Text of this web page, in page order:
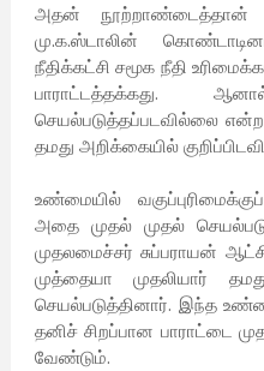
அதன் நூற்றாண்டைத்தான்
மு.க.ஸ்டாலின்
நீதிக்கட்சி சமூக நீதி
பாராட்டத்தக்கது.
செயல்படுத்தப்படவில்லை
தமது அறிக்கையில்
உண்மையில்
அதை முதல் முதல்
முதலமைச்சர் சுப்பராயன்
முத்தையா முதலியார்
செயல்படுத்தினார். இந்த
தனிச் சிறப்பான பாராட்டை
வேண்டும்.